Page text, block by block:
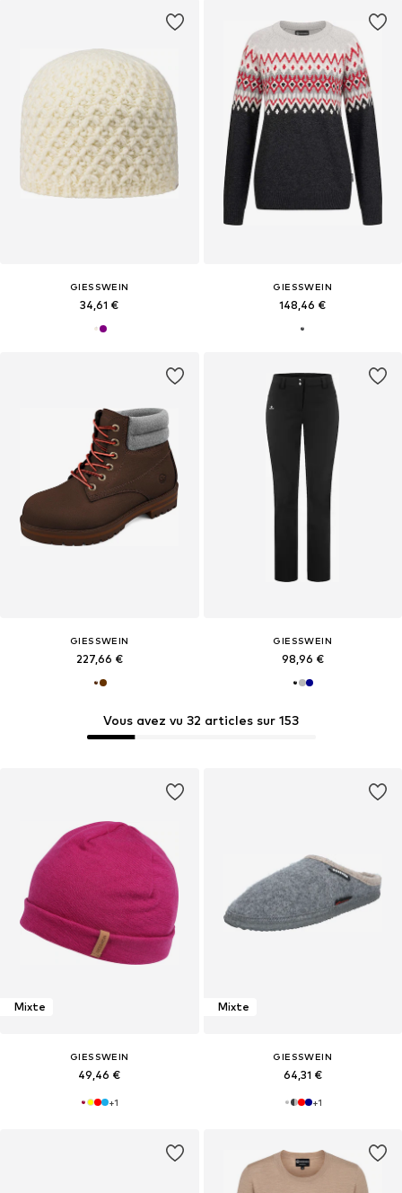
Vous avez vu 32 articles sur 153
GIESSWEIN
34,61 €
GIESSWEIN
148,46 €
GIESSWEIN
227,66 €
GIESSWEIN
98,96 €
Mixte
GIESSWEIN
49,46 €
+1
Mixte
GIESSWEIN
64,31 €
+1